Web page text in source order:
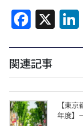
F
a
c
e
b
o
X
関連記事
【東
年度】